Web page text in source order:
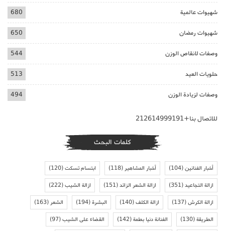
شهيوات عالمية 680
شهيوات رمضان 650
وصفات لانقاص الوزن 544
حلويات العيد 513
وصفات لزيادة الوزن 494
للاتصال بنا+212614999191
كلمات البحث
أخبار الفنانين(104) أخبار المشاهير(118) ابتسام تسكت(120)
ازالة التجاعيد(351) ازالة الشعر الزائد(151) ازالة الشيب(222)
ازالة الكرش(137) ازالة الكلف(140) البشرة(194) الشعر(163)
الطريقة(130) الفنانة دنيا بطمة(142) القضاء على الشيب(97)